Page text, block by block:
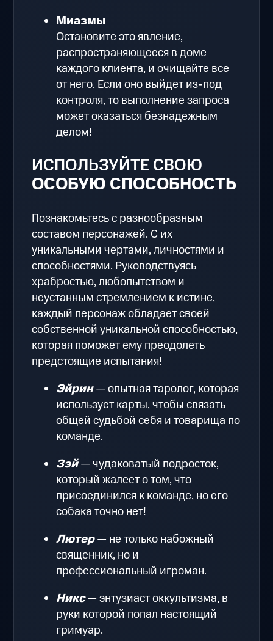
Миазмы
Остановите это явление,
распространяющееся в доме
каждого клиента, и очищайте все
от него. Если оно выйдет из-под
контроля, то выполнение запроса
может оказаться безнадежным
делом!
ИСПОЛЬЗУЙТЕ СВОЮ
ОСОБУЮ СПОСОБНОСТЬ
Познакомьтесь с разнообразным
составом персонажей. С их
уникальными чертами, личностями и
способностями. Руководствуясь
храбростью, любопытством и
неустанным стремлением к истине,
каждый персонаж обладает своей
собственной уникальной способностью,
которая поможет ему преодолеть
предстоящие испытания!
Эйрин— опытная таролог, которая
использует карты, чтобы связать
общей судьбой себя и товарища по
команде.
Зэй— чудаковатый подросток,
который жалеет о том, что
присоединился к команде, но его
собака точно нет!
Лютер— не только набожный
священник, но и
профессиональный игроман.
Никс— энтузиаст оккультизма, в
руки которой попал настоящий
гримуар.